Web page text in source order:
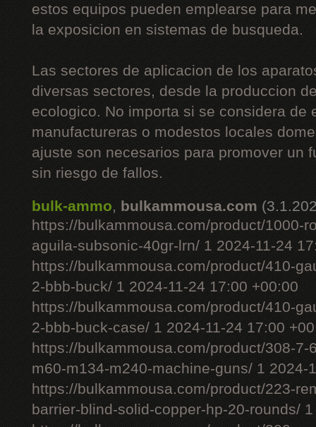
estos equipos pueden emplearse para
la exposicion en sistemas de busqueda.
Las sectores de aplicacion de los
diversas sectores, desde la produccion
ecologico. No importa si se considera de
manufactureras o modestos locales
ajuste son necesarios para promover un
sin riesgo de fallos.
bulk-ammo, bulkammousa.com
https://bulkammousa.com/product/1000-
aguila-subsonic-40gr-lrn/ 1 2024-11-24
https://bulkammousa.com/product/410-
2-bbb-buck/ 1 2024-11-24 17:00 +00:00
https://bulkammousa.com/product/410-
2-bbb-buck-case/ 1 2024-11-24 17:00
https://bulkammousa.com/product/308-7-
m60-m134-m240-machine-guns/ 1 2024-
https://bulkammousa.com/product/223-
barrier-blind-solid-copper-hp-20-rounds/